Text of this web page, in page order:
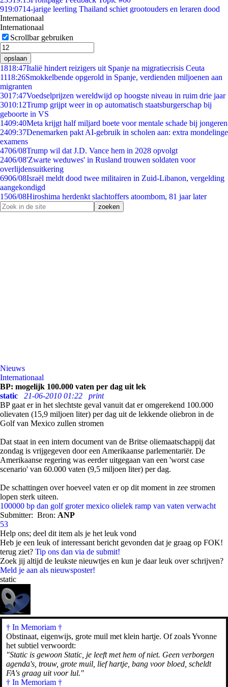
919:0714-jarige leerling Thailand schiet grootouders en leraren dood
Internationaal
Internationaal
Scrollbar gebruiken
opslaan
1818:47Italië hindert reizigers uit Spanje na migratiecrisis Ceuta
1118:26Smokkelbende opgerold in Spanje, verdienden miljoenen aan
migranten
3017:47Voedselprijzen wereldwijd op hoogste niveau in ruim drie jaar
3010:12Trump grijpt weer in op automatisch staatsburgerschap bij
geboorte in VS
1409:40Meta krijgt half miljard boete voor mentale schade bij jongeren
2409:37Denemarken pakt AI-gebruik in scholen aan: extra mondelinge
examens
4706/08Trump wil dat J.D. Vance hem in 2028 opvolgt
2406/08'Zwarte weduwes' in Rusland trouwen soldaten voor
overlijdensuitkering
6906/08Israël meldt dood twee militairen in Zuid-Libanon, vergelding
aangekondigd
1506/08Hiroshima herdenkt slachtoffers atoombom, 81 jaar later
Nieuws
Internationaal
BP: mogelijk 100.000 vaten per dag uit lek
static
21-06-2010 01:22
print
BP gaat er in het slechtste geval vanuit dat er omgerekend 100.000
olievaten (15,9 miljoen liter) per dag uit de lekkende oliebron in de
Golf van Mexico zullen stromen
Dat staat in een intern document van de Britse oliemaatschappij dat
zondag is vrijgegeven door een Amerikaanse parlementariër. De
Amerikaanse regering was eerder uitgegaan van een 'worst case
scenario' van 60.000 vaten (9,5 miljoen liter) per dag.
De schattingen over hoeveel vaten er op dit moment in zee stromen
lopen sterk uiteen.
100000 bp dan golf groter mexico olielek ramp van vaten verwacht
Submitter: Bron: ANP
53
Help ons; deel dit item als je het leuk vond
Heb je een leuk of interessant bericht gevonden dat je graag op FOK!
terug ziet? Tip ons dan via de submit!
Zoek jij altijd de leukste nieuwtjes en kun je daar leuk over schrijven?
Meld je aan als nieuwsposter!
static
† In Memoriam †
Obstinaat, eigenwijs, grote muil met klein hartje. Of zoals Yvonne
het subtiel verwoordt:
"Static is gewoon Static, je leeft met hem of niet. Geen verborgen
agenda's, trouw, grote muil, lief hartje, bang voor bloed, scheldt
FA's graag uit voor lul."
† In Memoriam †